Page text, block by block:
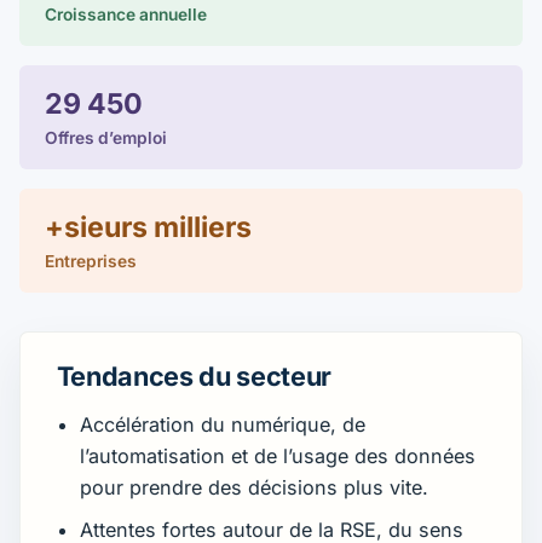
Croissance annuelle
29 450
Offres d’emploi
+sieurs milliers
Entreprises
Tendances du secteur
Accélération du numérique, de
l’automatisation et de l’usage des données
pour prendre des décisions plus vite.
Attentes fortes autour de la RSE, du sens